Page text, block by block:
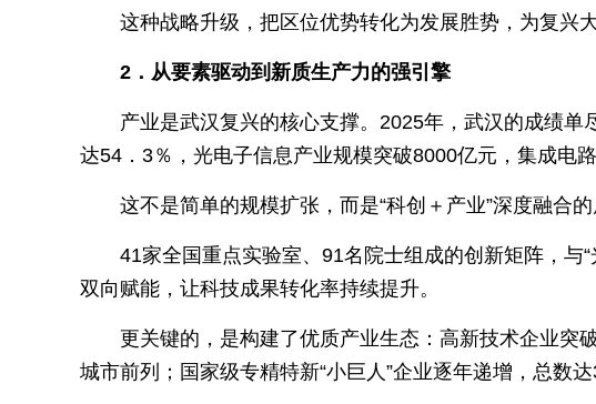
这种战略升级，把区位优势转化为发展胜势，为复兴
2．从要素驱动到新质生产力的强引擎
产业是武汉复兴的核心支撑。2025年，武汉的成绩单
达54．3％，光电子信息产业规模突破8000亿元，集成电
这不是简单的规模扩张，而是“科创＋产业”深度融合的
41家全国重点实验室、91名院士组成的创新矩阵，与
双向赋能，让科技成果转化率持续提升。
更关键的，是构建了优质产业生态：高新技术企业突
城市前列；国家级专精特新“小巨人”企业逐年递增，总数